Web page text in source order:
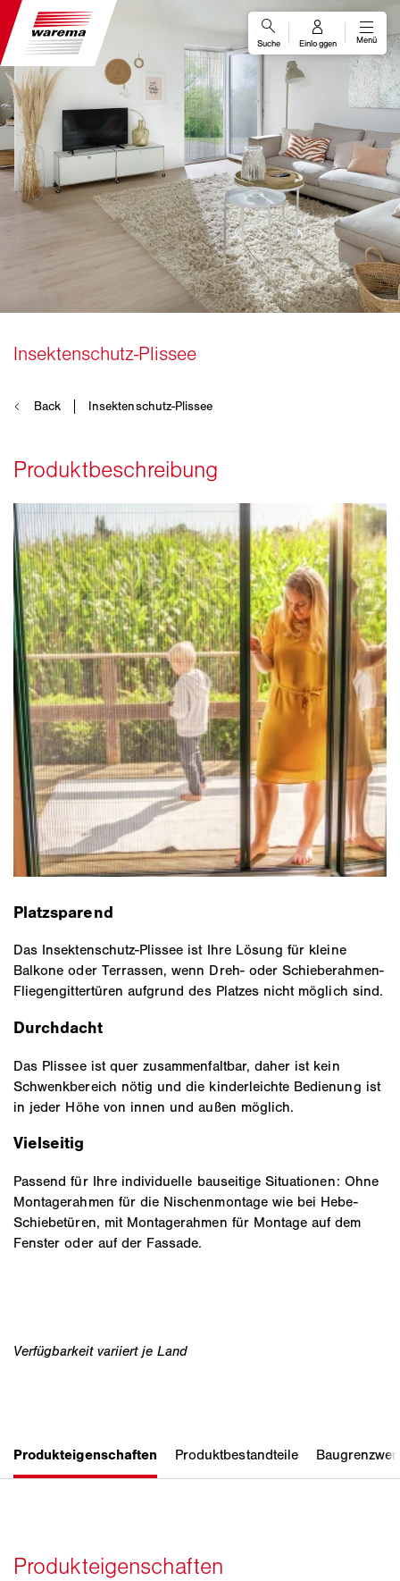
Platzsparend
Das Insektenschutz-Plissee ist Ihre Lösung für kleine
Balkone oder Terrassen, wenn Dreh- oder Schieberahmen-
Fliegengittertüren aufgrund des Platzes nicht möglich sind.
Durchdacht
Das Plissee ist quer zusammenfaltbar, daher ist kein
Schwenkbereich nötig und die kinderleichte Bedienung ist
in jeder Höhe von innen und außen möglich.
Vielseitig
Passend für Ihre individuelle bauseitige Situationen: Ohne
Montagerahmen für die Nischenmontage wie bei Hebe-
Schiebetüren, mit Montagerahmen für Montage auf dem
Fenster oder auf der Fassade.